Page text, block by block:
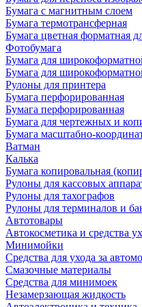
Бумага с магнитным слоем
Бумага термотрансферная
Бумага цветная форматная
Фотобумага
Бумага для
Бумага для
Рулоны для принтера
Бумага перфорированная
Бумага перфорированная
Бумага для чертежных и
Бумага масштабно-
Ватман
Калька
Бумага копировальная
Рулоны для кассовых
Рулоны для тахографов
Рулоны для терминалов и
Автотовары
Автокосметика и средства
Минимойки
Средства для ухода за
Смазочные материалы
Средства для минимоек
Незамерзающая жидкость